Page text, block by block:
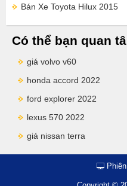
Bán Xe Toyota Hilux 2015
Có thể bạn quan
giá volvo v60
honda accord 2022
ford explorer 2022
lexus 570 2022
giá nissan terra